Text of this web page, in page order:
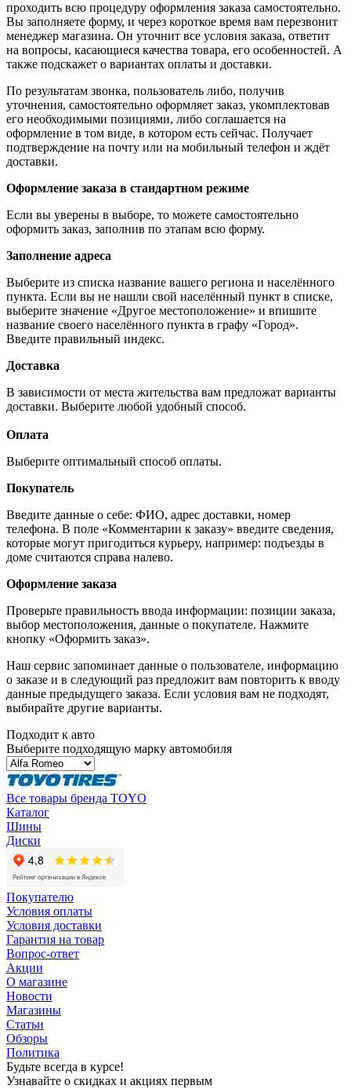
проходить всю процедуру оформления заказа самостоятельно.
Вы заполняете форму, и через короткое время вам перезвонит
менеджер магазина. Он уточнит все условия заказа, ответит
на вопросы, касающиеся качества товара, его особенностей. А
также подскажет о вариантах оплаты и доставки.
По результатам звонка, пользователь либо, получив
уточнения, самостоятельно оформляет заказ, укомплектовав
его необходимыми позициями, либо соглашается на
оформление в том виде, в котором есть сейчас. Получает
подтверждение на почту или на мобильный телефон и ждёт
доставки.
Оформление заказа в стандартном режиме
Если вы уверены в выборе, то можете самостоятельно
оформить заказ, заполнив по этапам всю форму.
Заполнение адреса
Выберите из списка название вашего региона и населённого
пункта. Если вы не нашли свой населённый пункт в списке,
выберите значение «Другое местоположение» и впишите
название своего населённого пункта в графу «Город».
Введите правильный индекс.
Доставка
В зависимости от места жительства вам предложат варианты
доставки. Выберите любой удобный способ.
Оплата
Выберите оптимальный способ оплаты.
Покупатель
Введите данные о себе: ФИО, адрес доставки, номер
телефона. В поле «Комментарии к заказу» введите сведения,
которые могут пригодиться курьеру, например: подъезды в
доме считаются справа налево.
Оформление заказа
Проверьте правильность ввода информации: позиции заказа,
выбор местоположения, данные о покупателе. Нажмите
кнопку «Оформить заказ».
Наш сервис запоминает данные о пользователе, информацию
о заказе и в следующий раз предложит вам повторить к вводу
данные предыдущего заказа. Если условия вам не подходят,
выбирайте другие варианты.
Подходит к авто
Выберите подходящую марку автомобиля
Все товары бренда TOYO
Каталог
Шины
Диски
Покупателю
Условия оплаты
Условия доставки
Гарантия на товар
Вопрос-ответ
Акции
О магазине
Новости
Магазины
Статьи
Обзоры
Политика
Будьте всегда в курсе!
Узнавайте о скидках и акциях первым